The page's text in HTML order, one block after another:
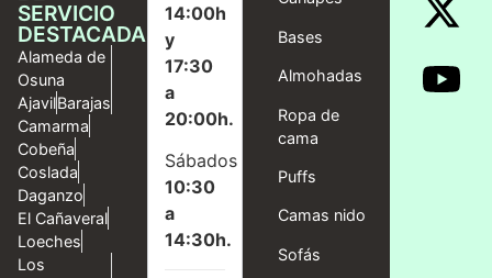
SERVICIO
DESTACADAS
Alameda de
Osuna
AjavilBarajas
Camarma
Cobeña
Coslada
Daganzo
El Cañaveral
Loeches
Los
14:00h
y
17:30
a
20:00h.
Sábados
10:30
a
14:30h.
Bases
Almohadas
Ropa de
cama
Puffs
Camas nido
Sofás